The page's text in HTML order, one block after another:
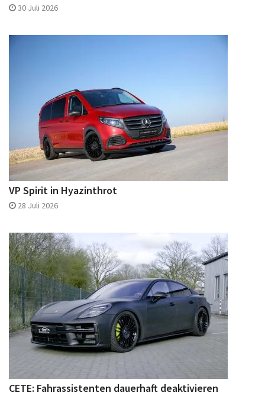
30 Juli 2026
VP Spirit in Hyazinthrot
28 Juli 2026
CETE: Fahrassistenten dauerhaft deaktivieren